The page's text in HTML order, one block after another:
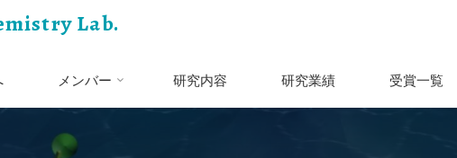
Lab.
メンバー 研究内容 研究業績 受賞一覧